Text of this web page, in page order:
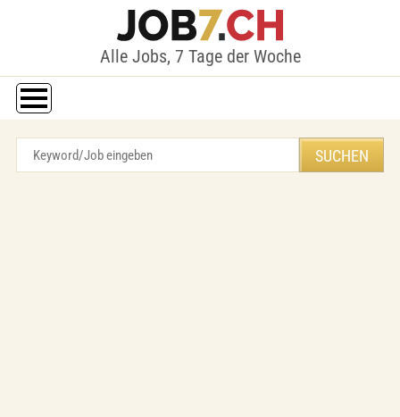
Alle Jobs, 7 Tage der Woche